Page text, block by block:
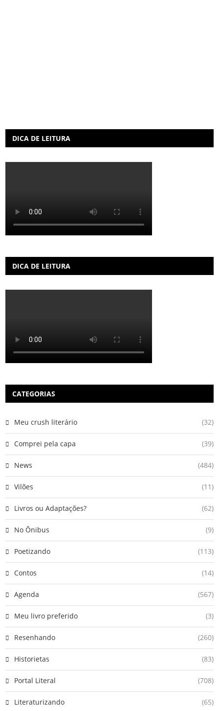
DICA DE LEITURA
DICA DE LEITURA
CATEGORIAS
Meu crush literário (32)
Comprei pela capa (39)
News (484)
Vilões (11)
Livros ou Adaptações? (62)
No Ônibus (9)
Poetizando (113)
Contos (14)
Agenda (567)
Meu livro preferido (3)
Resenhando (260)
Historietas (83)
Portal Literal (708)
Literaturizando (65)